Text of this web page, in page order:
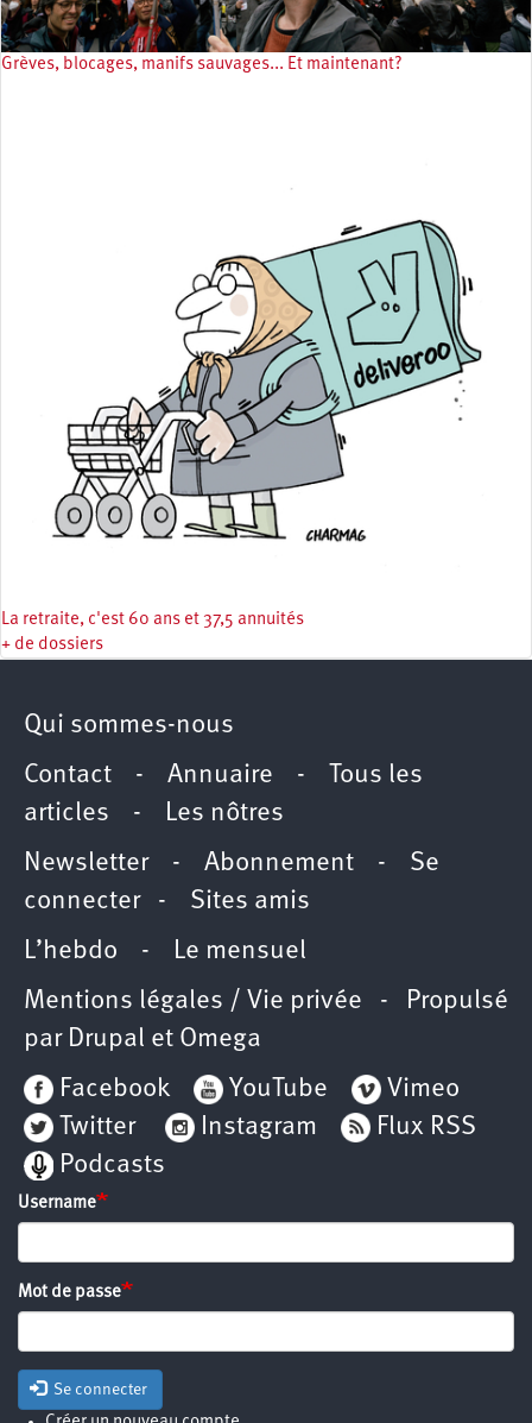
Grèves, blocages, manifs sauvages... Et maintenant?
La retraite, c'est 60 ans et 37,5 annuités
+ de dossiers
Qui sommes-nous
Contact - Annuaire -
Tous les
articles - Les nôtres
Newsletter- Abonnement - Se
connecter- Sites amis
L’hebdo - Le mensuel
Mentions légales / Vie privée - Propulsé
par Drupal et Omega
Facebook
YouTube
Vimeo
Twitter
Instagram
Flux RSS
Podcasts
Username
Mot de passe
Se connecter